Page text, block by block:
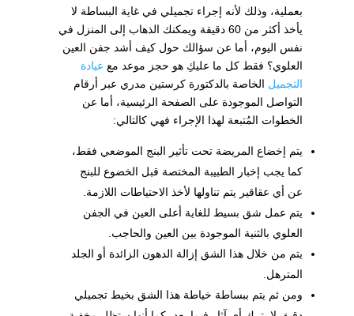
بعملية، وذلك لأنه إجراء تجميلي في غاية البساطة لا
يأخذ أكثر من 60 دقيقة ويمكنك الذهاب إلى المنزل في
نفس اليوم، أما عن سؤالك حول كيف أشد جفن العين
العلوي؟ فقط كل ما عليكِ هو حجز موعد مع عيادة
التجميل الخاصة بالدكتورة كرستين مدري عبر أرقام
التواصل الموجودة على الصفحة الرئيسية، أما عن
الخطوات المُتبعة لهذا الإجراء فهي كالتالي:
يتم إخضاع المريضة تحت تأثير البنج الموضعي فقط،
كما يجب إخبار الطبيبة المختصة قبل الخضوع للبنج
عن أي عقاقير يتم تناولها لأخذ الاحتياطات اللازمة.
يتم عمل شق بسيط للغاية أعلى العين في الجفن
العلوي بالثنية الموجودة بين العين والحاجب.
يتم من خلال هذا الشق إزالة الدهون الزائدة أو الجلد
المترهل.
ومن ثم يتم ببساطة خياطة هذا الشق بخيط تجميلي